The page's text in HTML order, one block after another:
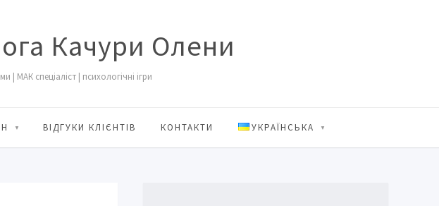
Качури Олени
МАК спеціаліст | психологічні ігри
ВІДГУКИ КЛІЄНТІВ КОНТАКТИ УКРАЇНСЬКА